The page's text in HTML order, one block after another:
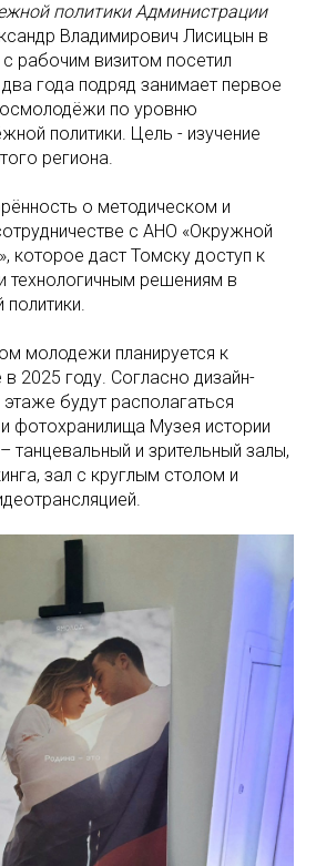
политики Администрации
Владимирович Лисицын в
рабочим визитом посетил
года подряд занимает первое
по уровню
политики. Цель - изучение
региона.
о методическом и
с АНО «Окружной
которое даст Томску доступ к
технологичным решениям в
молодежи планируется к
2025 году. Согласно дизайн-
будут располагаться
фотохранилища Музея истории
танцевальный и зрительный залы,
зал с круглым столом и